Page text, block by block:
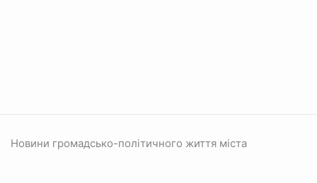
Новини громадсько-політичного життя міста